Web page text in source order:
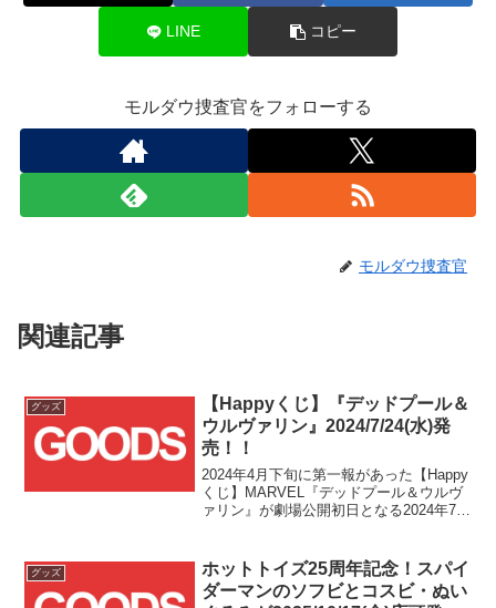
LINE コピー
モルダウ捜査官をフォローする
モルダウ捜査官
関連記事
グッズ
【Happyくじ】『デッドプール＆
ウルヴァリン』2024/7/24(水)発
売！！
2024年4月下旬に第一報があった【Happy
くじ】MARVEL『デッドプール＆ウルヴ
ァリン』が劇場公開初日となる2024年7月
グッズ
ホットトイズ25周年記念！スパイ
ダーマンのソフビとコスビ・ぬい